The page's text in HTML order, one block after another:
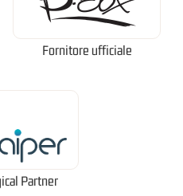
Fornitore ufficiale
Partner